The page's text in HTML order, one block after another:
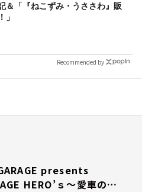
＆「『ねこずみ・うささわ』販
」
Recommended by
presents
HERO’ｓ～愛車のこ